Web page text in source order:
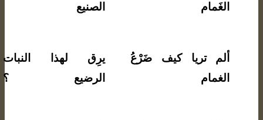
الغَمام
الصنيع
ألم تريا كيف ضَرْعُ
الغمام
يرِق لهذا النبات
الرضيع ؟